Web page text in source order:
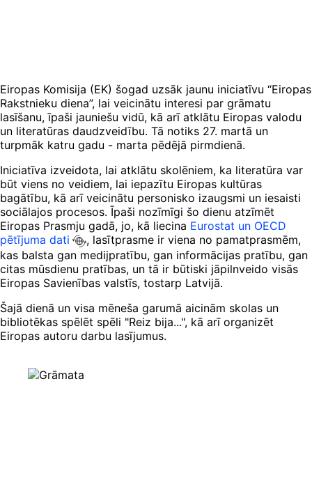
Eiropas Komisija (EK) šogad uzsāk jaunu iniciatīvu “Eiropas
Rakstnieku diena”, lai veicinātu interesi par grāmatu
lasīšanu, īpaši jauniešu vidū, kā arī atklātu Eiropas valodu
un literatūras daudzveidību. Tā notiks 27. martā un
turpmāk katru gadu - marta pēdējā pirmdienā.
Iniciatīva izveidota, lai atklātu skolēniem, ka literatūra var
būt viens no veidiem, lai iepazītu Eiropas kultūras
bagātību, kā arī veicinātu personisko izaugsmi un iesaisti
sociālajos procesos. Īpaši nozīmīgi šo dienu atzīmēt
Eiropas Prasmju gadā, jo, kā liecina Eurostat un OECD
pētījuma dati
, lasītprasme ir viena no pamatprasmēm,
kas balsta gan medijpratību, gan informācijas pratību, gan
citas mūsdienu pratības, un tā ir būtiski jāpilnveido visās
Eiropas Savienības valstīs, tostarp Latvijā.
Šajā dienā un visa mēneša garumā aicinām skolas un
bibliotēkas spēlēt spēli "Reiz bija...", kā arī organizēt
Eiropas autoru darbu lasījumus.